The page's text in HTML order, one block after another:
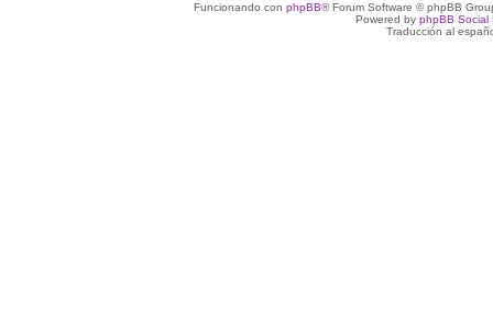
Funcionando con phpBB® Forum Software © phpBB
Powered by phpBB Social
Traducción al